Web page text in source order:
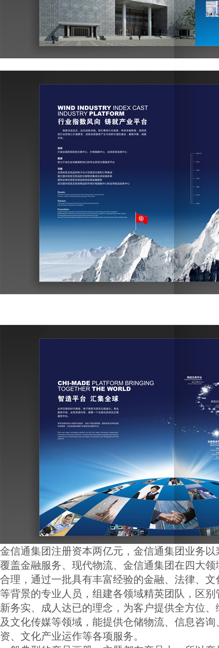
金信通集团注册资本两亿元，金信通集团业务
覆盖金融服务、现代物流、金信通集团在四大
合理，通过一批具有丰富经验的金融、法律、
等背景的专业人员，组建各领域精英团队，区
新务实、成人达已的理念，为客户提供全方位
及文化传媒等领域，能提供仓储物流、信息咨
资、文化产业运作等各项服务。